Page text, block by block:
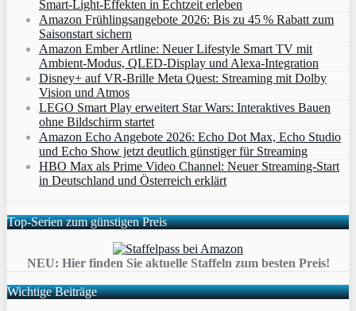
Smart‑Light‑Effekten in Echtzeit erleben
Amazon Frühlingsangebote 2026: Bis zu 45 % Rabatt zum
Saisonstart sichern
Amazon Ember Artline: Neuer Lifestyle Smart TV mit
Ambient‑Modus, QLED‑Display und Alexa‑Integration
Disney+ auf VR-Brille Meta Quest: Streaming mit Dolby
Vision und Atmos
LEGO Smart Play erweitert Star Wars: Interaktives Bauen
ohne Bildschirm startet
Amazon Echo Angebote 2026: Echo Dot Max, Echo Studio
und Echo Show jetzt deutlich günstiger für Streaming
HBO Max als Prime Video Channel: Neuer Streaming‑Start
in Deutschland und Österreich erklärt
Top-Serien zum günstigen Preis
NEU: Hier finden Sie aktuelle Staffeln zum besten Preis!
Wichtige Beiträge